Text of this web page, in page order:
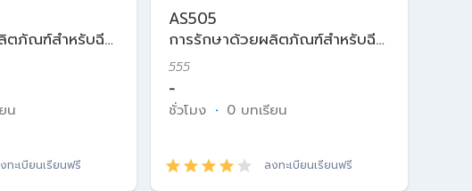
ตภัณฑ์สำหรับฉีด
งาม
น
ทะเบียนเรียนฟรี
AS505
การรักษาด้วยผลิตภัณฑ์สำหรับฉีด
ในเวชศาสตร์ความงาม
555
-
ชั่วโมง · 0 บทเรียน
ลงทะเบียนเรียนฟรี